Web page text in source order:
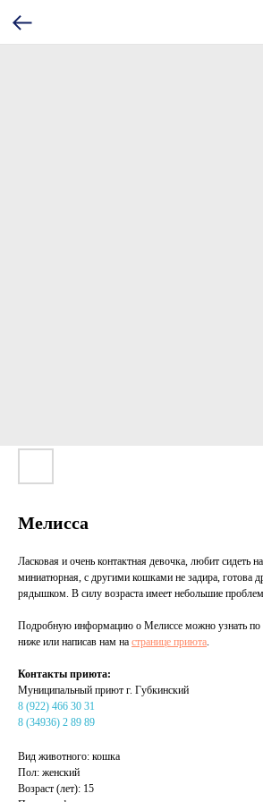
Мелисса
Ласковая и очень контактная девочка, любит сидеть
миниатюрная, с другими кошками не задира, готова
рядышком. В силу возраста имеет небольшие
Подробную информацию о Мелиссе можно узнать по
ниже или написав нам на странице приюта.
Контакты приюта:
Муниципальный приют г. Губкинский
8 (922) 466 30 31
8 (34936) 2 89 89
Вид животного: кошка
Пол: женский
Возраст (лет): 15